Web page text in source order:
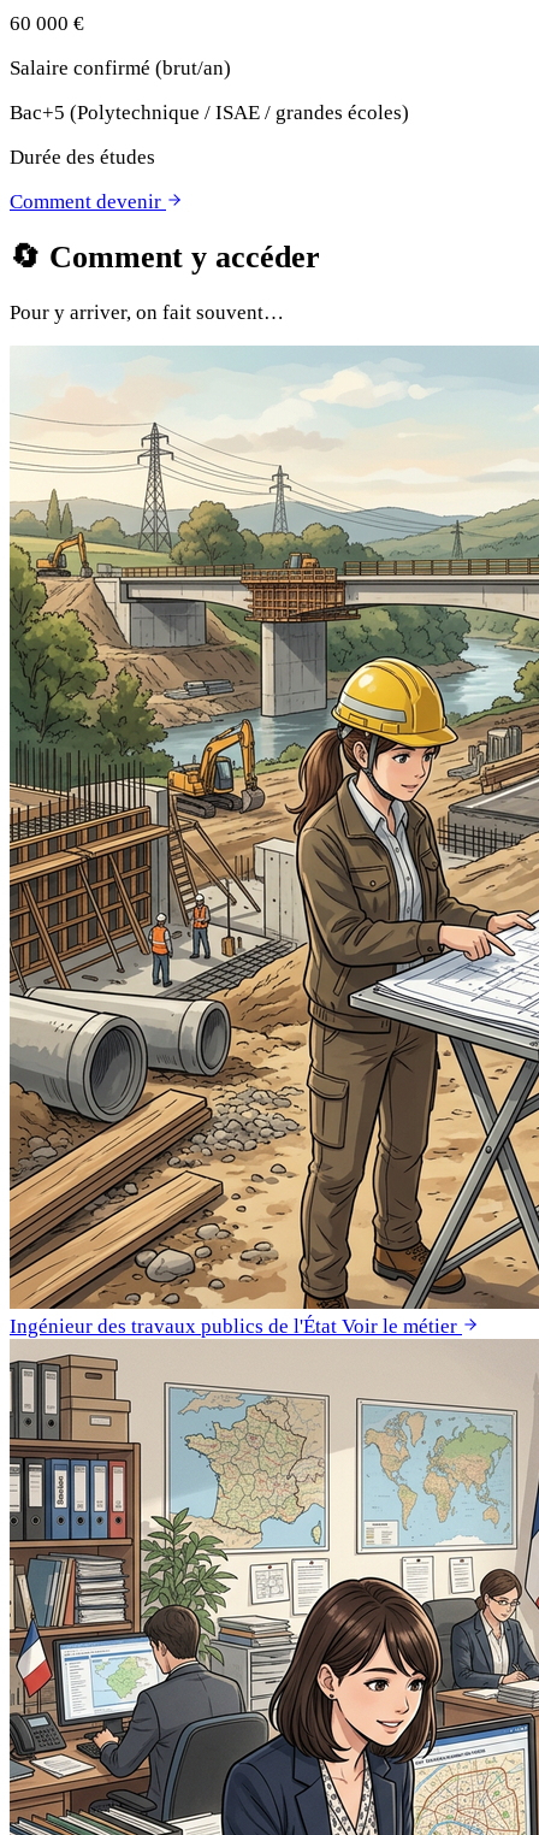
60 000 €
Salaire confirmé (brut/an)
Bac+5 (Polytechnique / ISAE / grandes écoles)
Durée des études
Comment devenir
🔄 Comment y accéder
Pour y arriver, on fait souvent…
Ingénieur des travaux publics de l'État Voir le métier